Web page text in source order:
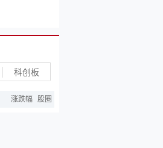
科创板
涨跌幅 股圈